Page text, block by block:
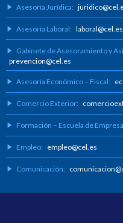
Asesoría Jurídica:
Asesoría Laboral: laboral@cel.es
Gabinete de Asesoramiento y
prevencion@cel.es
Asesoría Económico – Fiscal:
Comercio Exterior:
Formación – Escuela de
Empleo: empleo@cel.es
Comunicación: